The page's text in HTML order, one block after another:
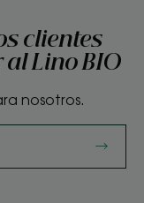
clientes
Lino BIO
nosotros.